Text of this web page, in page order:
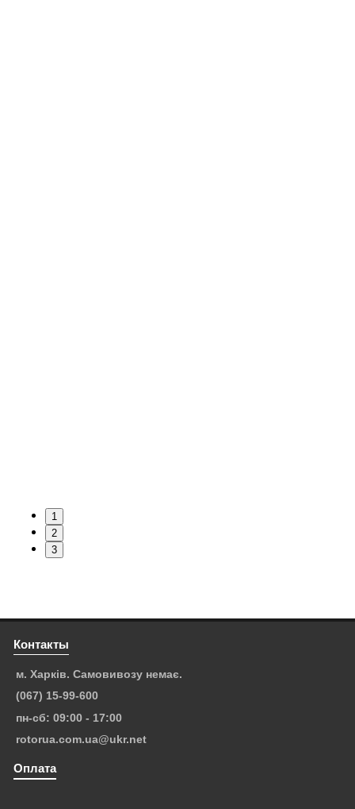
1
2
3
Контакты
м. Харків. Самовивозу немає.
(067) 15-99-600
пн-сб: 09:00 - 17:00
rotorua.com.ua@ukr.net
Оплата